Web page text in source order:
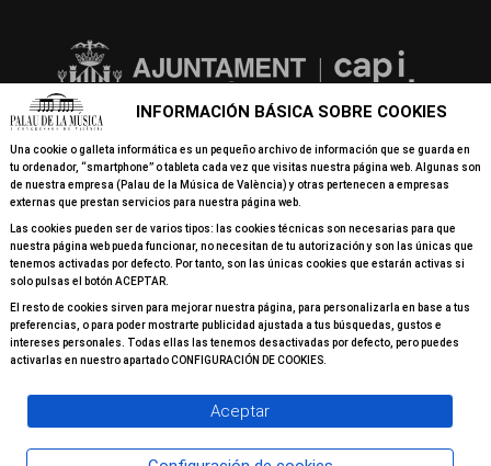
© 2026 Todos los derechos reservados Palau de la Música
INFORMACIÓN BÁSICA SOBRE COOKIES
Una cookie o galleta informática es un pequeño archivo de información que se guarda en
tu ordenador, “smartphone” o tableta cada vez que visitas nuestra página web. Algunas son
de nuestra empresa (Palau de la Música de València) y otras pertenecen a empresas
externas que prestan servicios para nuestra página web.
Las cookies pueden ser de varios tipos: las cookies técnicas son necesarias para que
nuestra página web pueda funcionar, no necesitan de tu autorización y son las únicas que
tenemos activadas por defecto. Por tanto, son las únicas cookies que estarán activas si
solo pulsas el botón ACEPTAR.
El resto de cookies sirven para mejorar nuestra página, para personalizarla en base a tus
preferencias, o para poder mostrarte publicidad ajustada a tus búsquedas, gustos e
intereses personales. Todas ellas las tenemos desactivadas por defecto, pero puedes
activarlas en nuestro apartado CONFIGURACIÓN DE COOKIES.
Aceptar